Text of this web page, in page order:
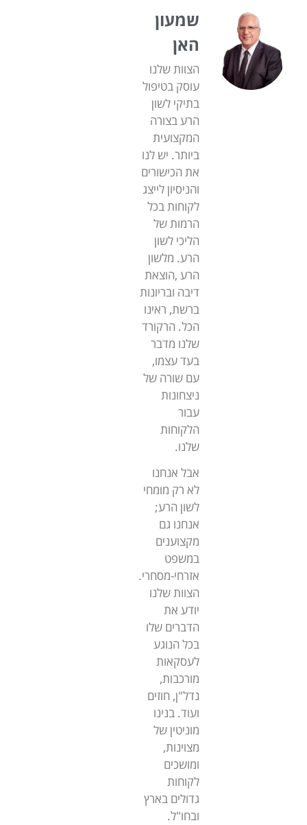
שמעון
האן
הצוות שלנו
עוסק בטיפול
בתיקי לשון
הרע בצורה
המקצועית
ביותר. יש לנו
את הכישורים
והניסיון לייצג
לקוחות בכל
הרמות של
הליכי לשון
הרע. מלשון
הרע ,הוצאת
דיבה ובריונות
ברשת, ראינו
הכל. הרקורד
שלנו מדבר
בעד עצמו,
עם שורה של
ניצחונות
עבור
הלקוחות
שלנו.
אבל אנחנו
לא רק מומחי
לשון הרע;
אנחנו גם
מקצוענים
במשפט
אזרחי-מסחרי.
הצוות שלנו
יודע את
הדברים שלו
בכל הנוגע
לעסקאות
מורכבות,
נדל"ן, חוזים
ועוד. בנינו
מוניטין של
מצוינות,
ומושכים
לקוחות
גדולים בארץ
ובחו"ל.